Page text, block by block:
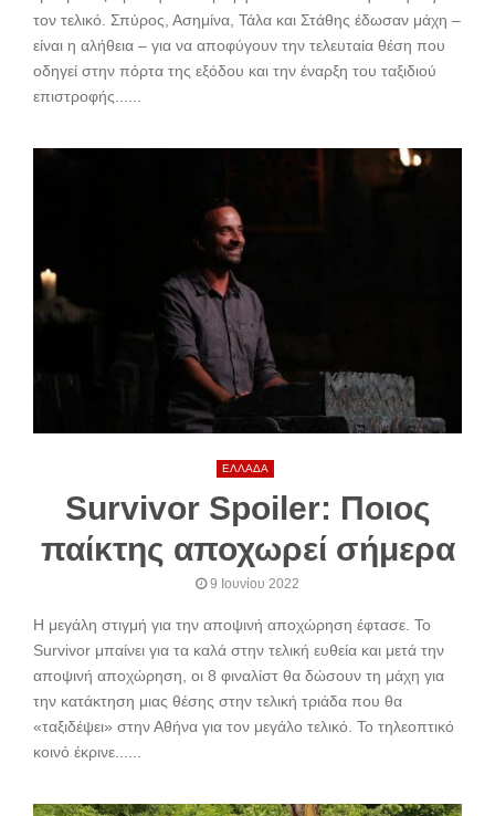
τον τελικό. Σπύρος, Ασημίνα, Τάλα και Στάθης έδωσαν μάχη –
είναι η αλήθεια – για να αποφύγουν την τελευταία θέση που
οδηγεί στην πόρτα της εξόδου και την έναρξη του ταξιδιού
επιστροφής......
ΕΛΛΑΔΑ
Survivor Spoiler: Ποιος
παίκτης αποχωρεί σήμερα
9 Ιουνίου 2022
Η μεγάλη στιγμή για την αποψινή αποχώρηση έφτασε. To
Survivor μπαίνει για τα καλά στην τελική ευθεία και μετά την
αποψινή αποχώρηση, οι 8 φιναλίστ θα δώσουν τη μάχη για
την κατάκτηση μιας θέσης στην τελική τριάδα που θα
«ταξιδέψει» στην Αθήνα για τον μεγάλο τελικό. Το τηλεοπτικό
κοινό έκρινε......